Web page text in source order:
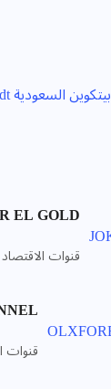
EL GOLD
قنوات الاقتصاد
قنوات